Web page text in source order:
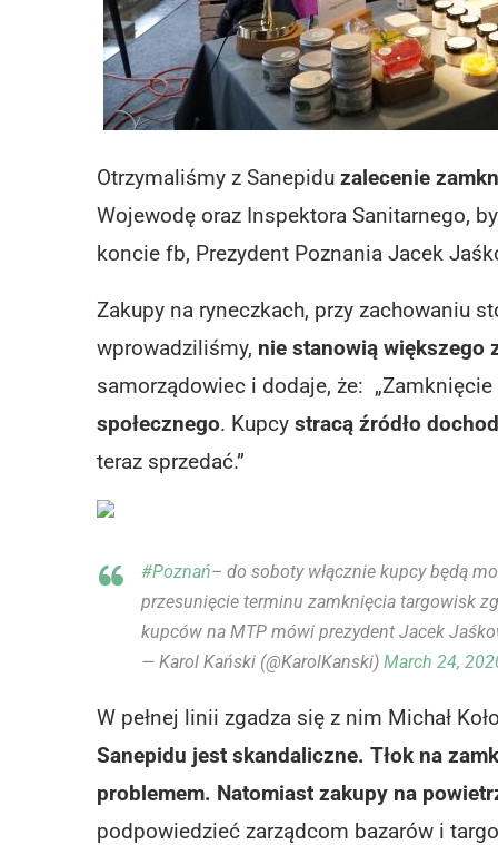
Otrzymaliśmy z Sanepidu zalecenie
Wojewodę oraz Inspektora Sanitarnego,
koncie fb, Prezydent Poznania Jacek
Zakupy na ryneczkach, przy zachowaniu
wprowadziliśmy, nie stanowią większego
samorządowiec i dodaje, że:
społecznego. Kupcy stracą źródło
teraz sprzedać.”
#Poznań– do soboty włącznie kupcy będą
przesunięcie terminu zamknięcia targowisk
kupców na MTP mówi prezydent Jacek
— Karol Kański (@KarolKanski) March 24,
W pełnej linii zgadza się z nim Michał
Sanepidu jest skandaliczne. Tłok na
problemem. Natomiast zakupy na
podpowiedzieć zarządcom bazarów i